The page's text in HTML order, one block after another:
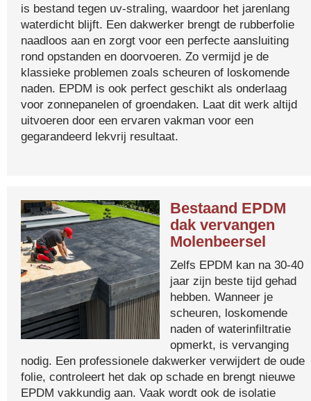
is bestand tegen uv-straling, waardoor het jarenlang
waterdicht blijft. Een dakwerker brengt de rubberfolie
naadloos aan en zorgt voor een perfecte aansluiting
rond opstanden en doorvoeren. Zo vermijd je de
klassieke problemen zoals scheuren of loskomende
naden. EPDM is ook perfect geschikt als onderlaag
voor zonnepanelen of groendaken. Laat dit werk altijd
uitvoeren door een ervaren vakman voor een
gegarandeerd lekvrij resultaat.
Bestaand EPDM
dak vervangen
Molenbeersel
Zelfs EPDM kan na 30-40
jaar zijn beste tijd gehad
hebben. Wanneer je
scheuren, loskomende
naden of waterinfiltratie
opmerkt, is vervanging
nodig. Een professionele dakwerker verwijdert de oude
folie, controleert het dak op schade en brengt nieuwe
EPDM vakkundig aan. Vaak wordt ook de isolatie